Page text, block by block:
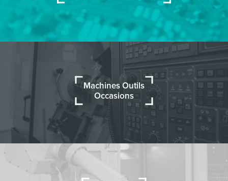
Machines Outils
Occasions